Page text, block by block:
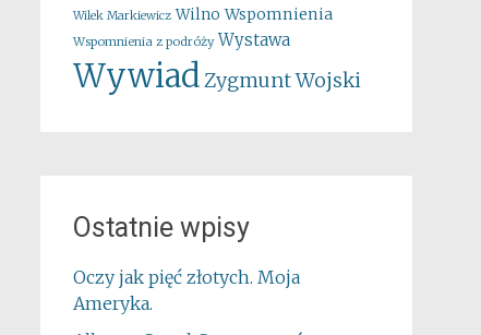
Wilek Markiewicz Wilno Wspomnienia
Wspomnienia z podróży Wystawa
WywiadZygmunt Wojski
Ostatnie wpisy
Oczy jak pięć złotych. Moja
Ameryka.